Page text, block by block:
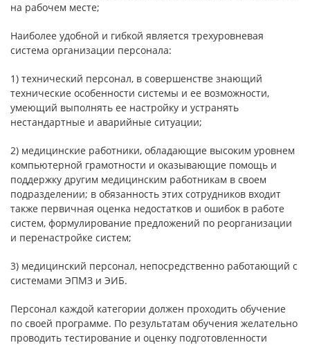
на рабочем месте;
Наиболее удобной и гибкой является трехуровневая
система организации персонала:
1) технический персонал, в совершенстве знающий
технические особенности системы и ее возможности,
умеющий выполнять ее настройку и устранять
нестандартные и аварийные ситуации;
2) медицинские работники, обладающие высоким уровнем
компьютерной грамотности и оказывающие помощь и
поддержку другим медицинским работникам в своем
подразделении; в обязанность этих сотрудников входит
также первичная оценка недостатков и ошибок в работе
систем, формулирование предложений по реорганизации
и перенастройке систем;
3) медицинский персонал, непосредственно работающий с
системами ЭПМЗ и ЭИБ.
Персонал каждой категории должен проходить обучение
по своей программе. По результатам обучения желательно
проводить тестирование и оценку подготовленности